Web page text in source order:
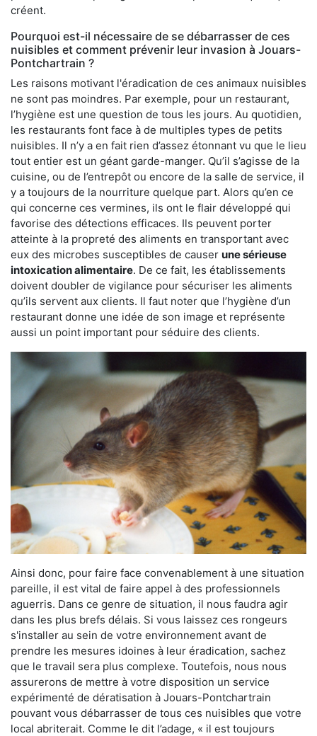
créent.
Pourquoi est-il nécessaire de se débarrasser de ces
nuisibles et comment prévenir leur invasion à Jouars-
Pontchartrain ?
Les raisons motivant l'éradication de ces animaux nuisibles
ne sont pas moindres. Par exemple, pour un restaurant,
l’hygiène est une question de tous les jours. Au quotidien,
les restaurants font face à de multiples types de petits
nuisibles. Il n’y a en fait rien d’assez étonnant vu que le lieu
tout entier est un géant garde-manger. Qu’il s’agisse de la
cuisine, ou de l’entrepôt ou encore de la salle de service, il
y a toujours de la nourriture quelque part. Alors qu’en ce
qui concerne ces vermines, ils ont le flair développé qui
favorise des détections efficaces. Ils peuvent porter
atteinte à la propreté des aliments en transportant avec
eux des microbes susceptibles de causer une sérieuse
intoxication alimentaire. De ce fait, les établissements
doivent doubler de vigilance pour sécuriser les aliments
qu’ils servent aux clients. Il faut noter que l’hygiène d’un
restaurant donne une idée de son image et représente
aussi un point important pour séduire des clients.
Ainsi donc, pour faire face convenablement à une situation
pareille, il est vital de faire appel à des professionnels
aguerris. Dans ce genre de situation, il nous faudra agir
dans les plus brefs délais. Si vous laissez ces rongeurs
s'installer au sein de votre environnement avant de
prendre les mesures idoines à leur éradication, sachez
que le travail sera plus complexe. Toutefois, nous nous
assurerons de mettre à votre disposition un service
expérimenté de dératisation à Jouars-Pontchartrain
pouvant vous débarrasser de tous ces nuisibles que votre
local abriterait. Comme le dit l’adage, « il est toujours